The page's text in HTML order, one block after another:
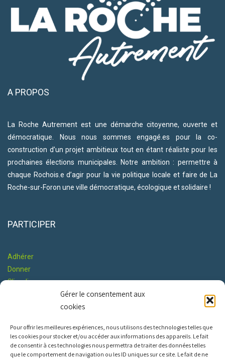
Gérer le consentement aux
cookies
Pour offrir les meilleures expériences, nous utilisons des technologies telles que
les cookies pour stocker et/ou accéder aux informations des appareils. Le fait
de consentir à ces technologies nous permettra de traiter des données telles
que le comportement de navigation ou les ID uniques sur ce site. Le fait de ne
A PROPOS
La Roche Autrement est une démarche citoyenne, ouverte et
démocratique. Nous nous sommes engagé.es pour la co-
construction d’un projet ambitieux tout en étant réaliste pour les
prochaines élections municipales. Notre ambition : permettre à
chaque Rochois.e d’agir pour la vie politique locale et faire de La
Roche-sur-Foron une ville démocratique, écologique et solidaire !
PARTICIPER
Adhérer
Donner
S'impliquer
Co-construire le Programme
RESTONS EN CONTACT